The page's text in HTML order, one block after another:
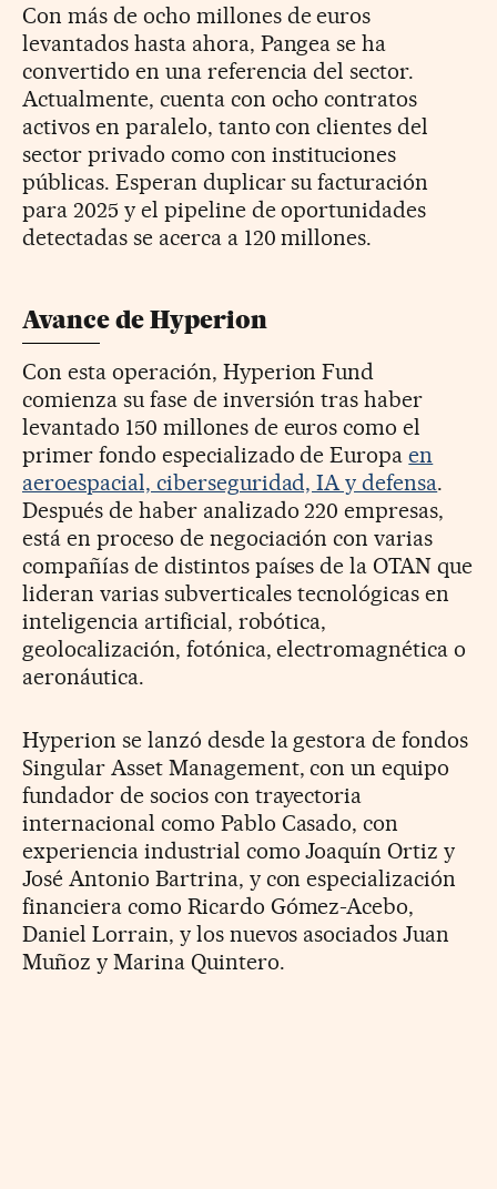
Con más de ocho millones de euros
levantados hasta ahora, Pangea se ha
convertido en una referencia del sector.
Actualmente, cuenta con ocho contratos
activos en paralelo, tanto con clientes del
sector privado como con instituciones
públicas. Esperan duplicar su facturación
para 2025 y el pipeline de oportunidades
detectadas se acerca a 120 millones.
Avance de Hyperion
Con esta operación, Hyperion Fund
comienza su fase de inversión tras haber
levantado 150 millones de euros como el
primer fondo especializado de Europaen
aeroespacial, ciberseguridad, IA y defensa.
Después de haber analizado 220 empresas,
está en proceso de negociación con varias
compañías de distintos países de la OTAN que
lideran varias subverticales tecnológicas en
inteligencia artificial, robótica,
geolocalización, fotónica, electromagnética o
aeronáutica.
Hyperion se lanzó desde la gestora de fondos
Singular Asset Management, con un equipo
fundador de socios con trayectoria
internacional como Pablo Casado, con
experiencia industrial como Joaquín Ortiz y
José Antonio Bartrina, y con especialización
financiera como Ricardo Gómez-Acebo,
Daniel Lorrain, y los nuevos asociados Juan
Muñoz y Marina Quintero.